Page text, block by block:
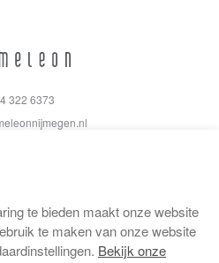
322 6373
voorwaarden
policy
te bieden maakt onze website
te maken van onze website
Bekijk onze